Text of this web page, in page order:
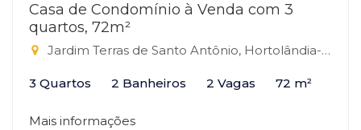
Casa de Condomínio à Venda com 3
quartos, 72m²
Jardim Terras de Santo Antônio, Hortolândia-SP
3 Quartos 2 Banheiros 2 Vagas 72 m²
Mais informações